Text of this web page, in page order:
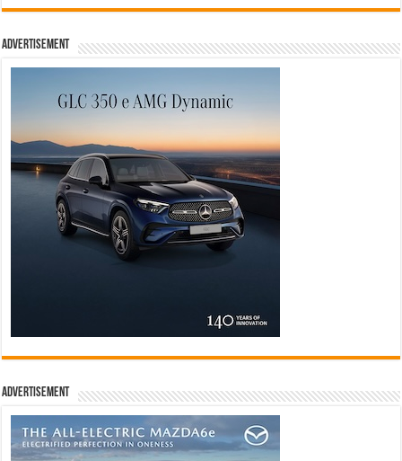
Advertisement
Advertisement